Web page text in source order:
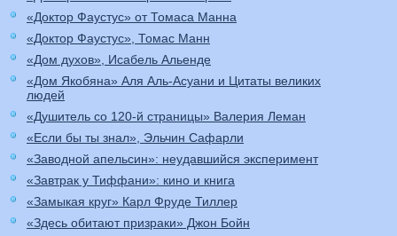
«Доктор Фаустус» от Томаса Манна
«Доктор Фаустус», Томас Манн
«Дом духов», Исабель Альенде
«Дом Якобяна» Аля Аль-Асуани и Цитаты великих
людей
«Душитель со 120-й страницы» Валерия Леман
«Если бы ты знал», Эльчин Сафарли
«Заводной апельсин»: неудавшийся эксперимент
«Завтрак у Тиффани»: кино и книга
«Замыкая круг» Карл Фруде Тиллер
«Здесь обитают призраки» Джон Бойн